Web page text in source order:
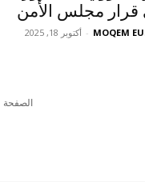
مجلس الأمن
MOQEM
- أكتوبر 18, 2025
الصفحة 1 من 4